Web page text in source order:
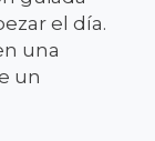
el día.
una
un